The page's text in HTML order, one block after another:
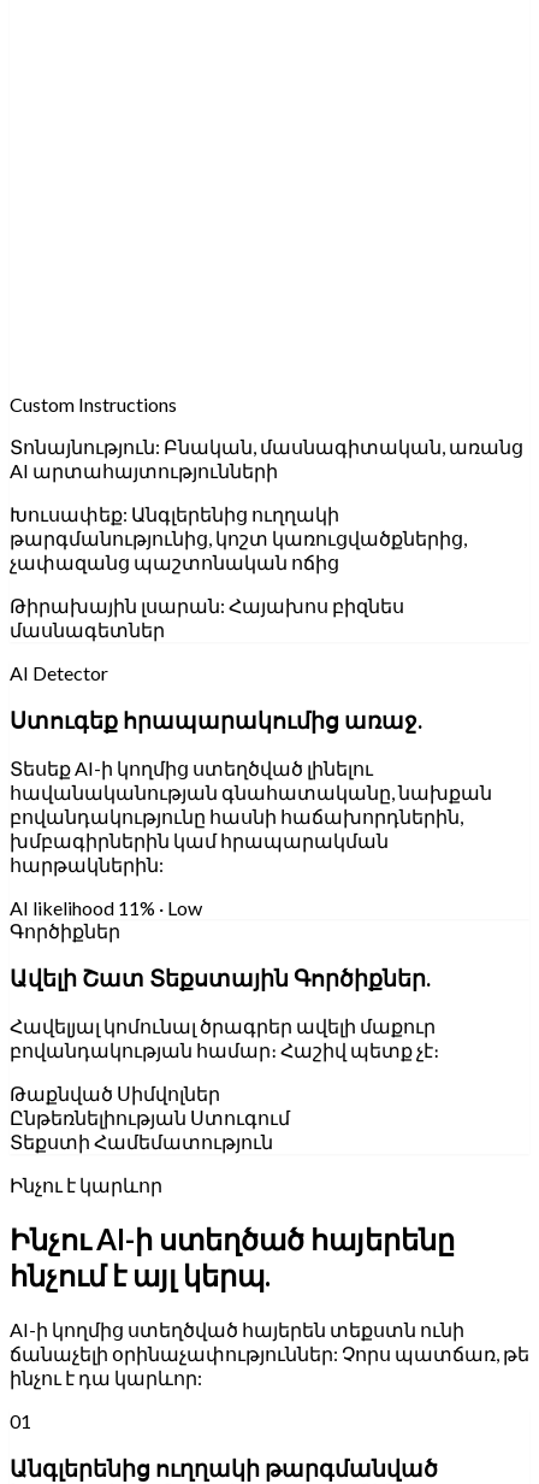
Custom Instructions
Տոնայնություն: Բնական, մասնագիտական, առանց
AI արտահայտությունների
Խուսափեք: Անգլերենից ուղղակի
թարգմանությունից, կոշտ կառուցվածքներից,
չափազանց պաշտոնական ոճից
Թիրախային լսարան: Հայախոս բիզնես
մասնագետներ
AI Detector
Ստուգեք հրապարակումից առաջ.
Տեսեք AI-ի կողմից ստեղծված լինելու
հավանականության գնահատականը, նախքան
բովանդակությունը հասնի հաճախորդներին,
խմբագիրներին կամ հրապարակման
հարթակներին:
AI likelihood 11% · Low
Գործիքներ
Ավելի Շատ Տեքստային Գործիքներ.
Հավելյալ կոմունալ ծրագրեր ավելի մաքուր
բովանդակության համար։ Հաշիվ պետք չէ։
Թաքնված Սիմվոլներ
Ընթեռնելիության Ստուգում
Տեքստի Համեմատություն
Ինչու է կարևոր
Ինչու AI-ի ստեղծած հայերենը
հնչում է այլ կերպ.
AI-ի կողմից ստեղծված հայերեն տեքստն ունի
ճանաչելի օրինաչափություններ: Չորս պատճառ, թե
ինչու է դա կարևոր:
01
Անգլերենից ուղղակի թարգմանված